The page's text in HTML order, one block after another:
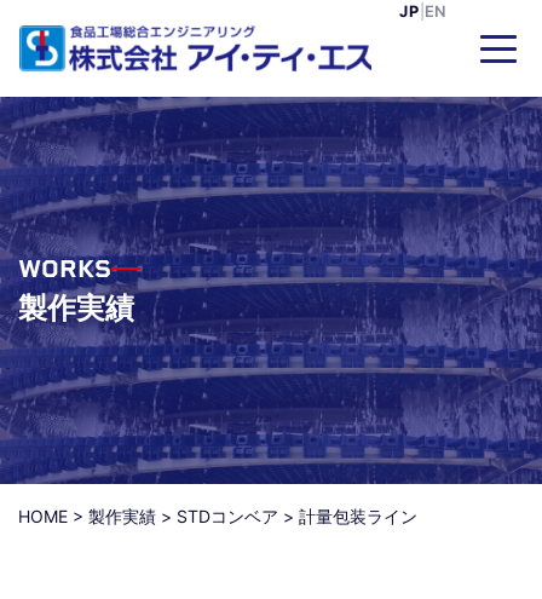
JP EN
WORKS
製作実績
HOME > 製作実績 > STDコンベア > 計量包装ライン